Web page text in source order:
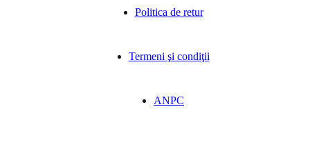
Politica de retur
Termeni şi condiţii
ANPC